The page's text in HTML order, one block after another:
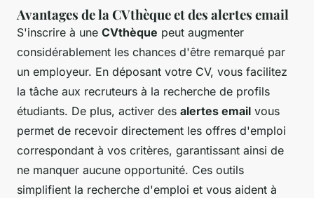
Avantages de la CVthèque et des alertes email
S'inscrire à une CVthèque peut augmenter
considérablement les chances d'être remarqué par
un employeur. En déposant votre CV, vous facilitez
la tâche aux recruteurs à la recherche de profils
étudiants. De plus, activer des alertes email vous
permet de recevoir directement les offres d'emploi
correspondant à vos critères, garantissant ainsi de
ne manquer aucune opportunité. Ces outils
simplifient la recherche d'emploi et vous aident à